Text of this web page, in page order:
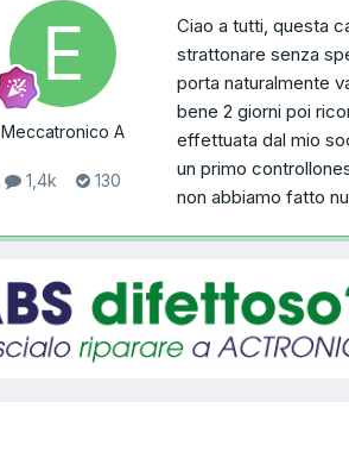
Meccatronico A
1,4k 130
Ciao a tutti, questa
strattonare senza
porta naturalmente
bene 2 giorni poi
effettuata dal mio
un primo
non abbiamo fatto